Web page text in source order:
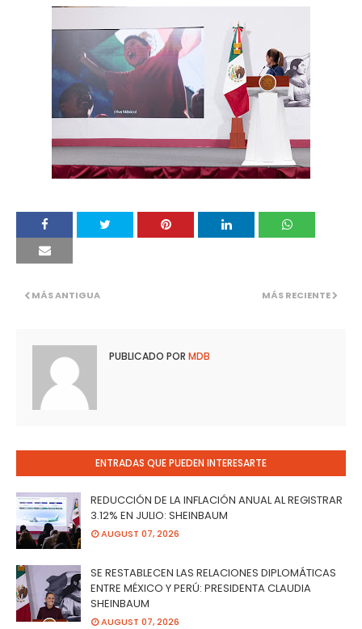
MÁS RECIENTE
MÁS ANTIGUA
PUBLICADO POR MDB
ENTRADAS QUE PUEDEN INTERESARTE
REDUCCIÓN DE LA INFLACIÓN ANUAL AL REGISTRAR
3.12% EN JULIO: SHEINBAUM
AUGUST 07, 2026
SE RESTABLECEN LAS RELACIONES DIPLOMÁTICAS
ENTRE MÉXICO Y PERÚ: PRESIDENTA CLAUDIA
SHEINBAUM
AUGUST 07, 2026